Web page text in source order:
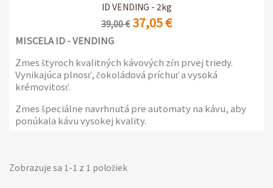
ID VENDING - 2kg
39,00 € 37,05 €
MISCELA ID - VENDING
Zmes štyroch kvalitných kávových zŕn prvej triedy.
Vynikajúca plnosť, čokoládová príchuť a vysoká
krémovitosť.
Zmes špeciálne navrhnutá pre automaty na kávu, aby
ponúkala kávu vysokej kvality.
Zobrazuje sa 1-1 z 1 položiek